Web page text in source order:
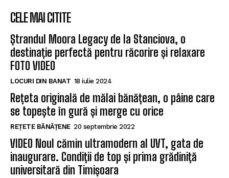
CELE MAI CITITE
Ștrandul Moora Legacy de la Stanciova, o
destinație perfectă pentru răcorire și relaxare
FOTO VIDEO
LOCURI DIN BANAT 18 iulie 2024
Rețeta originală de mălai bănățean, o pâine care
se topește în gură și merge cu orice
REȚETE BĂNĂȚENE 20 septembrie 2022
VIDEO Noul cămin ultramodern al UVT, gata de
inaugurare. Condiții de top și prima grădiniță
universitară din Timișoara